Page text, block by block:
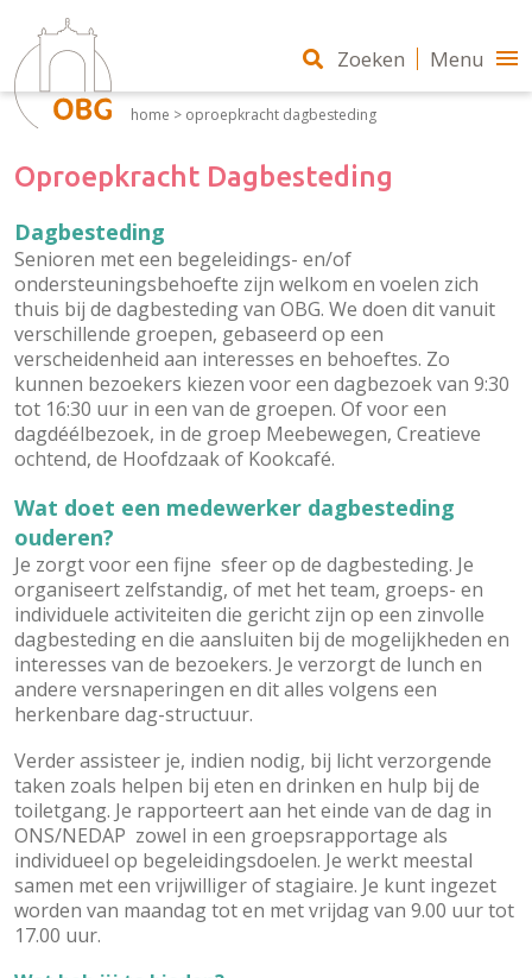
home > oproepkracht dagbesteding
Oproepkracht Dagbesteding
Dagbesteding
Senioren met een begeleidings- en/of
ondersteuningsbehoefte zijn welkom en voelen zich
thuis bij de dagbesteding van OBG. We doen dit vanuit
verschillende groepen, gebaseerd op een
verscheidenheid aan interesses en behoeftes. Zo
kunnen bezoekers kiezen voor een dagbezoek van 9:30
tot 16:30 uur in een van de groepen. Of voor een
dagdéélbezoek, in de groep Meebewegen, Creatieve
ochtend, de Hoofdzaak of Kookcafé.
Wat doet een medewerker dagbesteding
ouderen?
Je zorgt voor een fijne sfeer op de dagbesteding. Je
organiseert zelfstandig, of met het team, groeps- en
individuele activiteiten die gericht zijn op een zinvolle
dagbesteding en die aansluiten bij de mogelijkheden en
interesses van de bezoekers. Je verzorgt de lunch en
andere versnaperingen en dit alles volgens een
herkenbare dag-structuur.
Verder assisteer je, indien nodig, bij licht verzorgende
taken zoals helpen bij eten en drinken en hulp bij de
toiletgang. Je rapporteert aan het einde van de dag in
ONS/NEDAP zowel in een groepsrapportage als
individueel op begeleidingsdoelen. Je werkt meestal
samen met een vrijwilliger of stagiaire. Je kunt ingezet
worden van maandag tot en met vrijdag van 9.00 uur tot
17.00 uur.
Zoeken Menu